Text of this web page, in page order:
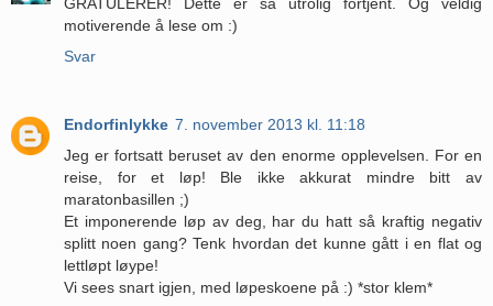
motiverende å lese om :)
Svar
Endorfinlykke 7. november 2013 kl. 11:18
Jeg er fortsatt beruset av den enorme opplevelsen. For en
reise, for et løp! Ble ikke akkurat mindre bitt av
maratonbasillen ;)
Et imponerende løp av deg, har du hatt så kraftig negativ
splitt noen gang? Tenk hvordan det kunne gått i en flat og
lettløpt løype!
Vi sees snart igjen, med løpeskoene på :) *stor klem*